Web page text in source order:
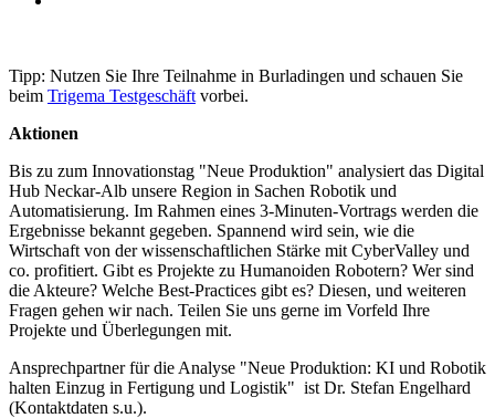
Tipp: Nutzen Sie Ihre Teilnahme in Burladingen und schauen Sie
beim Trigema Testgeschäft vorbei.
Aktionen
Bis zu zum Innovationstag "Neue Produktion" analysiert das Digital
Hub Neckar-Alb unsere Region in Sachen Robotik und
Automatisierung. Im Rahmen eines 3-Minuten-Vortrags werden die
Ergebnisse bekannt gegeben. Spannend wird sein, wie die
Wirtschaft von der wissenschaftlichen Stärke mit CyberValley und
co. profitiert. Gibt es Projekte zu Humanoiden Robotern? Wer sind
die Akteure? Welche Best-Practices gibt es? Diesen, und weiteren
Fragen gehen wir nach. Teilen Sie uns gerne im Vorfeld Ihre
Projekte und Überlegungen mit.
Ansprechpartner für die Analyse "Neue Produktion: KI und Robotik
halten Einzug in Fertigung und Logistik" ist Dr. Stefan Engelhard
(Kontaktdaten s.u.).